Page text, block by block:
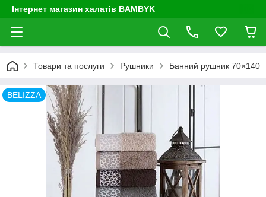
Інтернет магазин халатів BAMBYK
Товари та послуги Рушники Банний рушник 70×140
BELIZZA